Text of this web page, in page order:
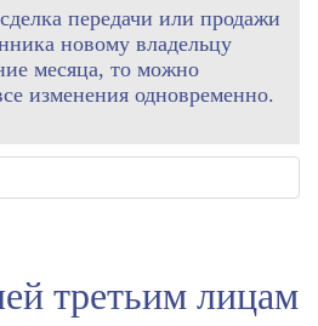
передачи или продажи
новому владельцу
месяца, то можно
изменения одновременно.
третьим лицам